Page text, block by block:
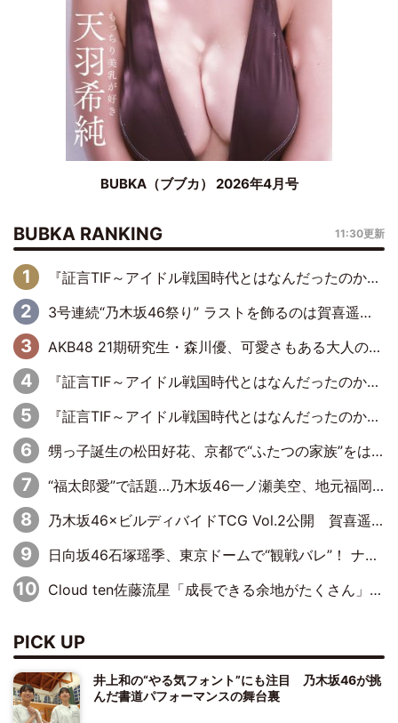
BUBKA（ブブカ） 2026年4月号
BUBKA RANKING 11:30更新
『証言TIF～アイドル戦国時代とはなんだったのか～』第6回：でんぱ組.inc・古川未鈴×相沢梨紗「『ハロプロやりたかったな』って言ったら、夢眠ねむさんに『てめえはでんぱ組．incなんだよ！』って肩パンされて(笑)」
3号連続“乃木坂46祭り” ラストを飾るのは賀喜遥香…5年ぶりの登場に「5年分大人になった私を見ていただけたら」
AKB48 21期研究生・森川優、可愛さもある大人の女性に
『証言TIF～アイドル戦国時代とはなんだったのか～』第11回：私立恵比寿中学・真山りか×安本彩花「TIFで10年ぶりのキョンシーメイクをしたら、場を完全に引かせてしまって。時代が変わったんだなって」
『証言TIF～アイドル戦国時代とはなんだったのか～』第10回：さくら学院・武藤彩未×飯田らうら「正直、中3で辞めるというのを信じてなくて。そう言われてはいたけど、嘘でしょって」
甥っ子誕生の松田好花、京都で“ふたつの家族”をはしご！ “母”黒谷友香に見送られ、“父”松岡昌宏とはハシゴ酒
“福太郎愛”で話題…乃木坂46一ノ瀬美空、地元福岡『めんべい25周年トップサポーター』に就任
乃木坂46×ビルディバイドTCG Vol.2公開 賀喜遥香＆田村真佑が『京まふ』ステージに登壇
日向坂46石塚瑶季、東京ドームで“観戦バレ”！ ナイツ・塙も認めた「巨人に詳しすぎるアイドル」は元VENUSスクール生で杉内コーチ推し⁉
Cloud ten佐藤流星「成長できる余地がたくさん」、本田高優「何度見ても飽きない公演に」
PICK UP
井上和の“やる気フォント”にも注目 乃木坂46が挑
んだ書道パフォーマンスの舞台裏